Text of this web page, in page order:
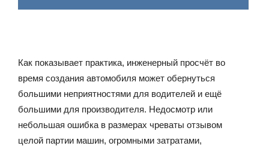
Как показывает практика, инженерный просчёт во
время создания автомобиля может обернуться
большими неприятностями для водителей и ещё
большими для производителя. Недосмотр или
небольшая ошибка в размерах чреваты отзывом
целой партии машин, огромными затратами,